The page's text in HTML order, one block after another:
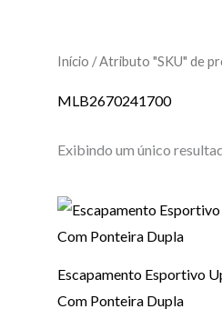
Início / Atributo "SKU" de
MLB2670241700
Exibindo um único
Escapamento Esportivo
Com Ponteira Dupla